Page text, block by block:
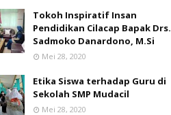
Tokoh Inspiratif Insan
Pendidikan Cilacap Bapak Drs.
Sadmoko Danardono, M.Si
Mei 28, 2020
Etika Siswa terhadap Guru di
Sekolah SMP Mudacil
Mei 28, 2020